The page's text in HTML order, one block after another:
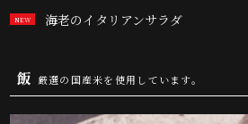
海老のイタリアンサラダ
飯 厳選の国産米を使用しています。